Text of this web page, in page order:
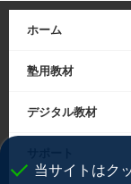
ホーム
塾用教材
デジタル教材
当サイトはク